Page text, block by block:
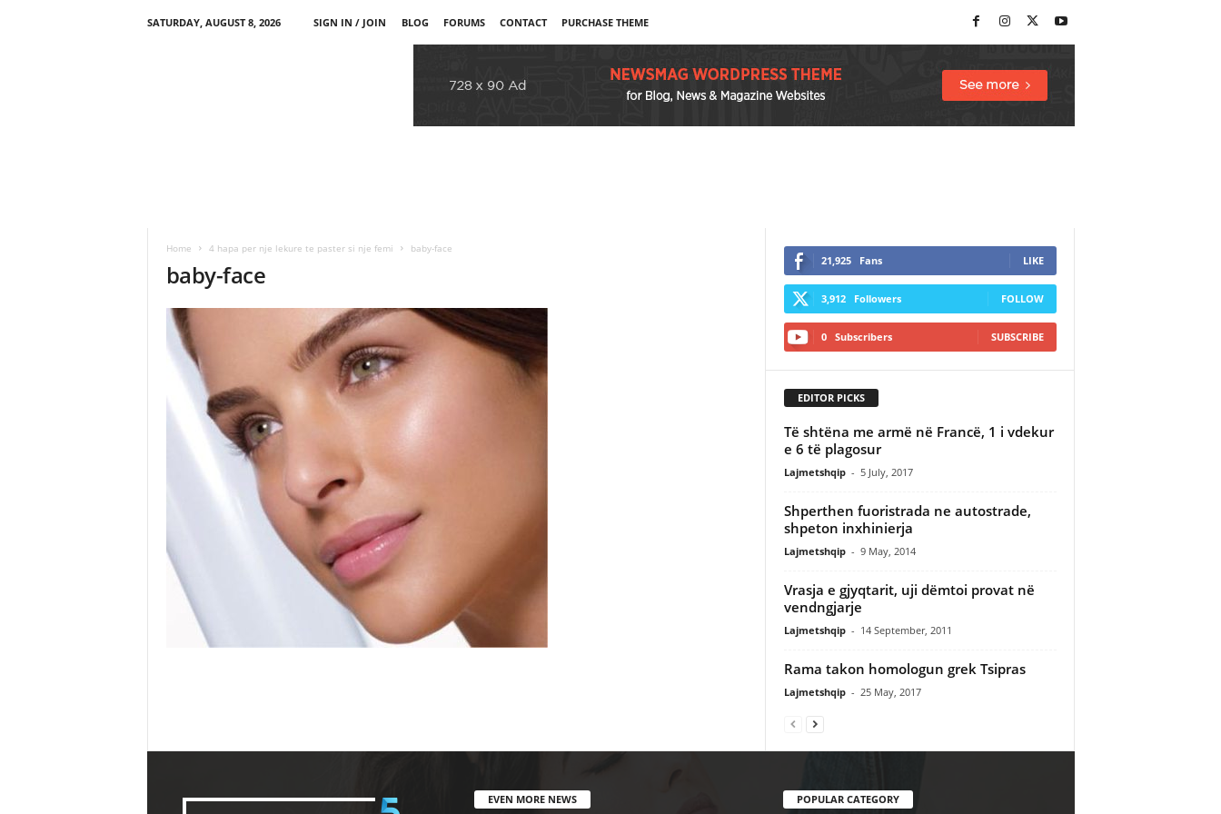
SATURDAY, AUGUST 8, 2026 SIGN IN / JOIN BLOG FORUMS CONTACT PURCHASE THEME
Home 4 hapa per nje lekure te paster si nje femi baby-face
baby-face 21,925 Fans LIKE
3,912 Followers FOLLOW
0 Subscribers SUBSCRIBE
EDITOR PICKS
Të shtëna me armë në Francë, 1 i vdekur
e 6 të plagosur
Lajmetshqip - 5 July, 2017
Shperthen fuoristrada ne autostrade,
shpeton inxhinierja
Lajmetshqip - 9 May, 2014
Vrasja e gjyqtarit, uji dëmtoi provat në
vendngjarje
Lajmetshqip - 14 September, 2011
Rama takon homologun grek Tsipras
Lajmetshqip - 25 May, 2017
EVEN MORE NEWS POPULAR CATEGORY